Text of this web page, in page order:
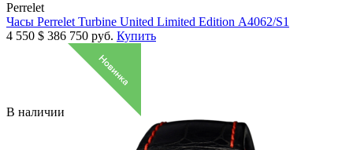
Perrelet
Часы Perrelet Turbine United Limited Edition A4062/S1
4 550 $ 386 750 руб. Купить
В наличии